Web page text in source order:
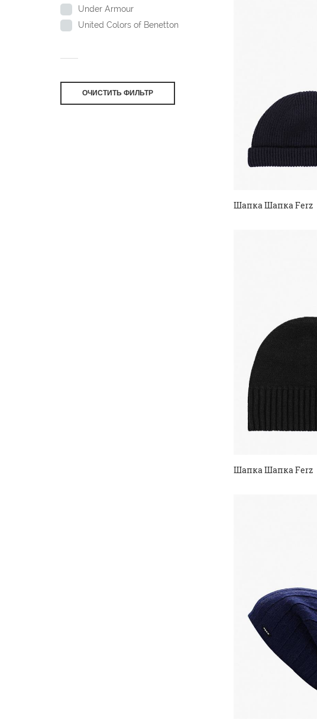
Under Armour
United Colors of Benetton
ОЧИСТИТЬ ФИЛЬТР
Шапка Шапка Ferz
Шапка Шапка Ferz